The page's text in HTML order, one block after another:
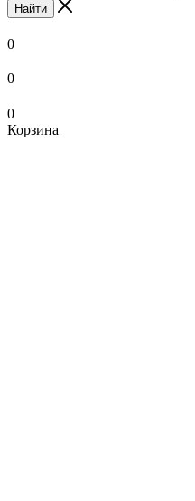
Найти
0
0
0
Корзина